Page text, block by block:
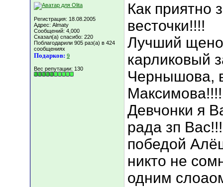
Регистрация: 18.08.2005
Адрес: Almaty
Сообщений: 4,000
Сказал(а) спасибо: 220
Поблагодарили 905 раз(а) в 424
сообщениях
Подарков: 9
Вес репутации: 130
Как
весточки!!!!
Лучший
карликовый
Чернышова,
Девчонки я
рада зп
победой
никто не
одним